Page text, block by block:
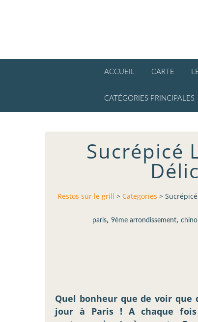
ACCUEIL CARTE
CATÉGORIES PRINCIPALES
Sucrépicé
Restos sur le grill > Categories >
paris, 9ème arrondissement,
Quel bonheur que de voir
jour à Paris ! A chaque